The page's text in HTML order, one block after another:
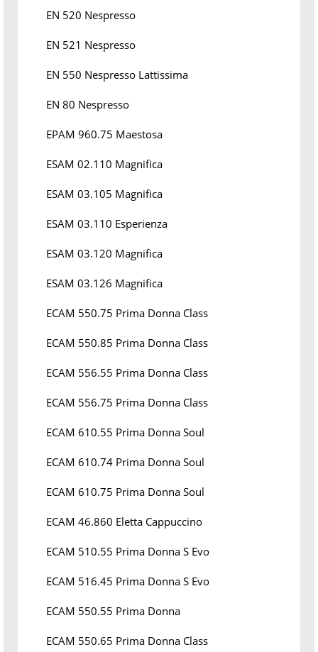
EN 520 Nespresso
EN 521 Nespresso
EN 550 Nespresso Lattissima
EN 80 Nespresso
EPAM 960.75 Maestosa
ESAM 02.110 Magnifica
ESAM 03.105 Magnifica
ESAM 03.110 Esperienza
ESAM 03.120 Magnifica
ESAM 03.126 Magnifica
ECAM 550.75 Prima Donna Class
ECAM 550.85 Prima Donna Class
ECAM 556.55 Prima Donna Class
ECAM 556.75 Prima Donna Class
ECAM 610.55 Prima Donna Soul
ECAM 610.74 Prima Donna Soul
ECAM 610.75 Prima Donna Soul
ECAM 46.860 Eletta Cappuccino
ECAM 510.55 Prima Donna S Evo
ECAM 516.45 Prima Donna S Evo
ECAM 550.55 Prima Donna
ECAM 550.65 Prima Donna Class